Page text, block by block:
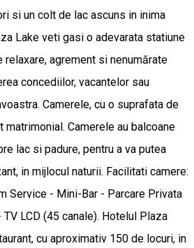
si un colt de lac ascuns in inima
Lake veti gasi o adevarata statiune
agrement si nenumărate
concediilor, vacantelor sau
Camerele, cu o suprafata de
Camerele au balcoane
lac si padure, pentru a va putea
in mijlocul naturii. Facilitati camere:
Service - Mini-Bar - Parcare Privata
LCD (45 canale). Hotelul Plaza
cu aproximativ 150 de locuri, in